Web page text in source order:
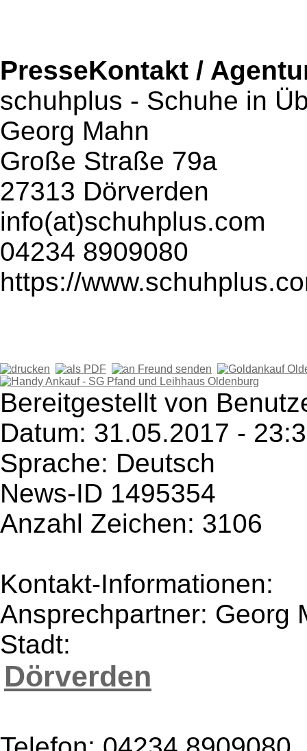
PresseKontakt /
schuhplus - Schuhe in
Georg Mahn
Große Straße 79a
27313 Dörverden
info(at)schuhplus.com
04234 8909080
https://
Bereitgestellt von
Datum: 31.05.2017 -
Sprache: Deutsch
News-ID 1495354
Anzahl Zeichen: 3106
Kontakt-Informationen:
Ansprechpartner: Georg
Stadt:
Dörverden